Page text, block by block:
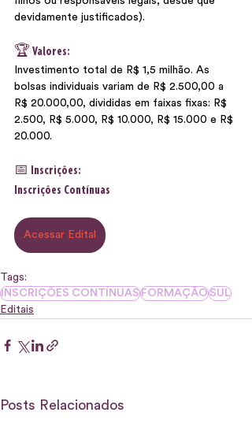
devidamente justificados).
🏆 Valores:
Investimento total de R$ 1,5 milhão. As
bolsas individuais variam de R$ 2.500,00 a
R$ 20.000,00, divididas em faixas fixas: R$
2.500, R$ 5.000, R$ 10.000, R$ 15.000 e R$
20.000.
📅 Inscrições:
Inscrições Contínuas
Acessar Edital
Tags:
INSCRIÇÕES CONTÍNUASFORMAÇÃOSUL
Editais
Posts Relacionados